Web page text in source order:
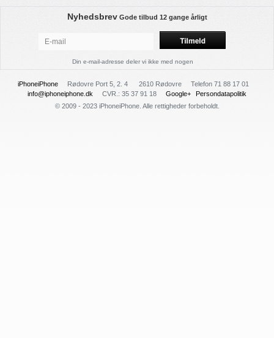
Nyhedsbrev Gode tilbud 12 gange årligt
Din e-mail-adresse deler vi ikke med nogen
iPhoneiPhone Rødovre Port 5, 2. 4 2610 Rødovre
Telefon 71 88 17 01
info@iphoneiphone.dk
CVR.: 35 37 91 18 Google+
Persondatapolitik
© 2009 - 2023 iPhoneiPhone. Alle rettigheder forbeholdt.